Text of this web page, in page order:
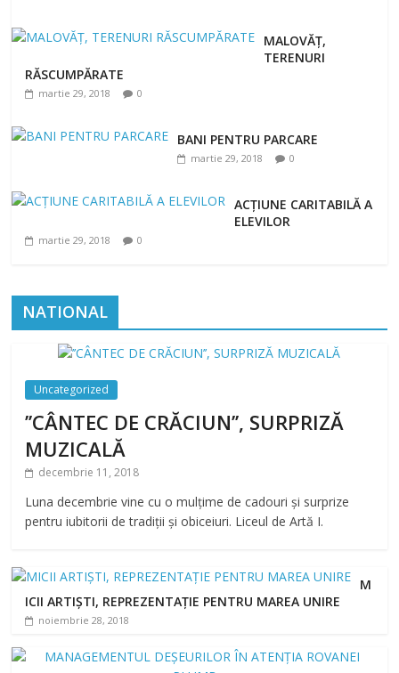
MALOVĂȚ,
TERENURI
RĂSCUMPĂRATE
martie 29, 2018 0
BANI PENTRU PARCARE
martie 29, 2018 0
ACȚIUNE CARITABILĂ A
ELEVILOR
martie 29, 2018 0
NATIONAL
Uncategorized
’’CÂNTEC DE CRĂCIUN’’, SURPRIZĂ
MUZICALĂ
decembrie 11, 2018
Luna decembrie vine cu o mulțime de cadouri și surprize
pentru iubitorii de tradiții și obiceiuri. Liceul de Artă I.
M
ICII ARTIȘTI, REPREZENTAȚIE PENTRU MAREA UNIRE
noiembrie 28, 2018